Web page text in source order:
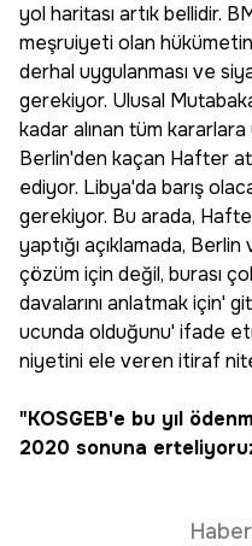
yol haritası artık bellidir.
meşruiyeti olan
derhal uygulanması ve
gerekiyor. Ulusal
kadar alınan tüm
Berlin'den kaçan Hafter
ediyor. Libya'da barış
gerekiyor. Bu arada,
yaptığı açıklamada,
çözüm için değil, burası
davalarını anlatmak için'
ucunda olduğunu' ifade
niyetini ele veren itiraf
"KOSGEB'e bu yıl
2020 sonuna